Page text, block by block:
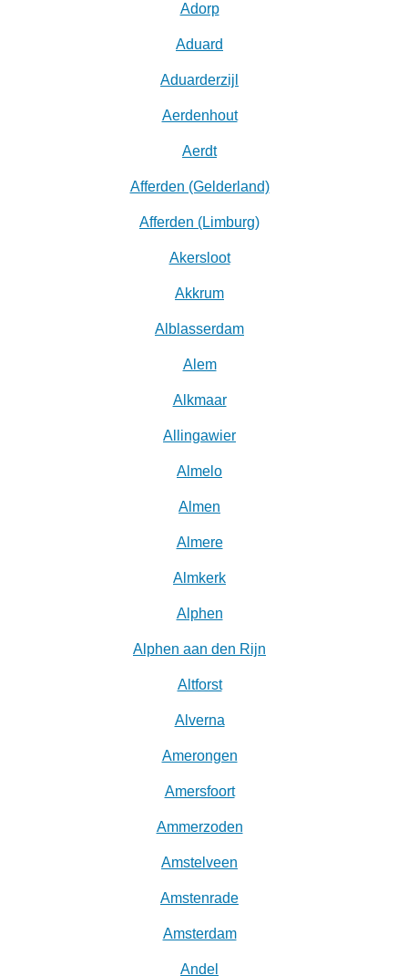
Adorp
Aduard
Aduarderzijl
Aerdenhout
Aerdt
Afferden (Gelderland)
Afferden (Limburg)
Akersloot
Akkrum
Alblasserdam
Alem
Alkmaar
Allingawier
Almelo
Almen
Almere
Almkerk
Alphen
Alphen aan den Rijn
Altforst
Alverna
Amerongen
Amersfoort
Ammerzoden
Amstelveen
Amstenrade
Amsterdam
Andel